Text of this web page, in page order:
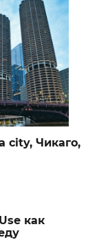
city, Чикаго,
как